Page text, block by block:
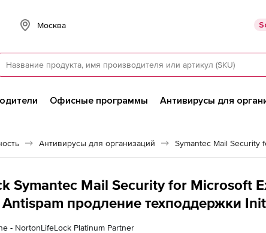
Москва
Офисные программы Антивирусы для
Антивирусы для организаций Symantec Mail Security
Symantec Mail Security for Microsoft
продление техподдержки
лицензии на 1 год Количество
- NortonLifeLock Platinum Partner